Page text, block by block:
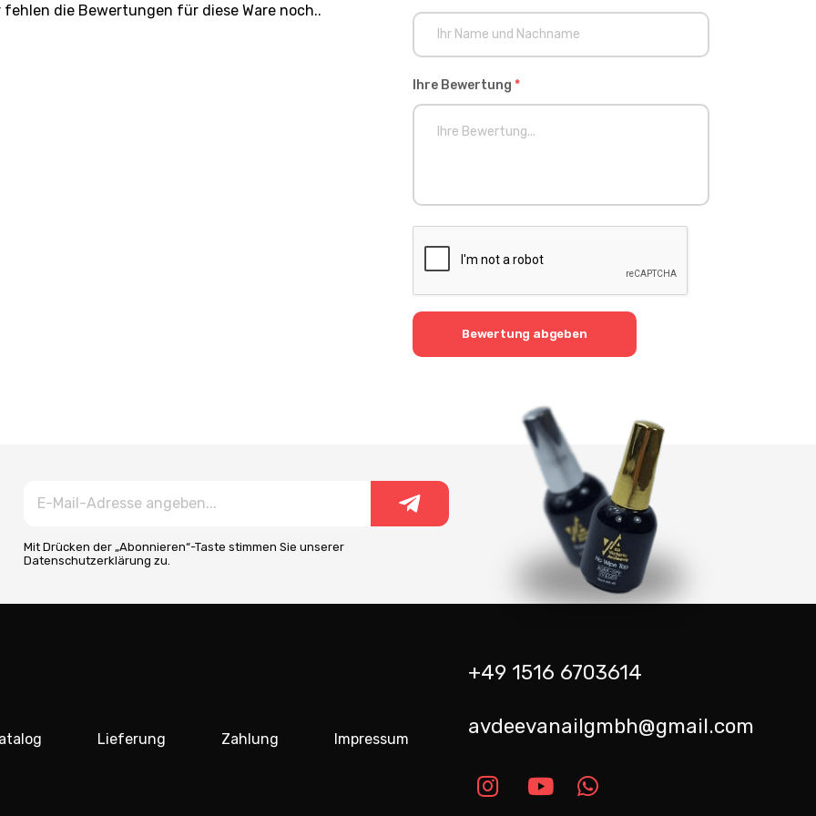
fehlen die Bewertungen für diese Ware noch..
Ihre Bewertung *
Bewertung abgeben
Mit Drücken der „Abonnieren“-Taste stimmen Sie unserer
Datenschutzerklärung zu.
Lieferung Zahlung Impressum
+49 1516 6703614
avdeevanailgmbh@gmail.com